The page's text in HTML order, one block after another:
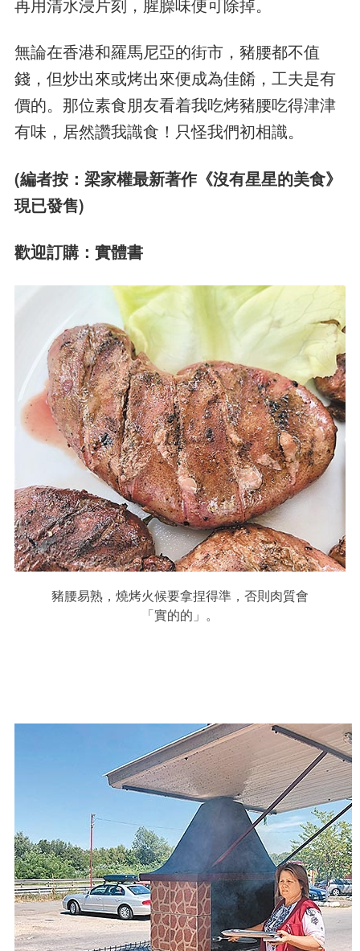
再用清水浸片刻，腥臊味便可除掉。
無論在香港和羅馬尼亞的街市，豬腰都不值
錢，但炒出來或烤出來便成為佳餚，工夫是有
價的。那位素食朋友看着我吃烤豬腰吃得津津
有味，居然讚我識食！只怪我們初相識。
(編者按：梁家權最新著作《沒有星星的美食》
現已發售)
歡迎訂購：實體書
豬腰易熟，燒烤火候要拿捏得準，否則肉質會
「實的的」。